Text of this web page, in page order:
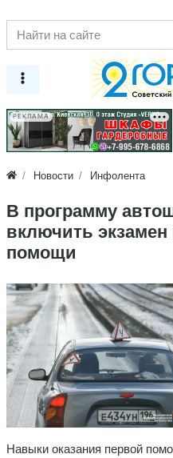
РЕКЛАМА
Новости Инфолента
В программу
включить
помощи
Навыки оказания первой